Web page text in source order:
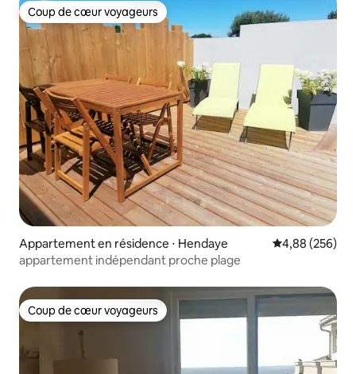
Coup de cœur voyageurs
Coup de cœur voyageurs
Appartement en résidence ⋅ Hendaye Évaluation
4,88 (256)
appartement indépendant proche plage
Coup de cœur voyageurs
Coup de cœur voyageurs